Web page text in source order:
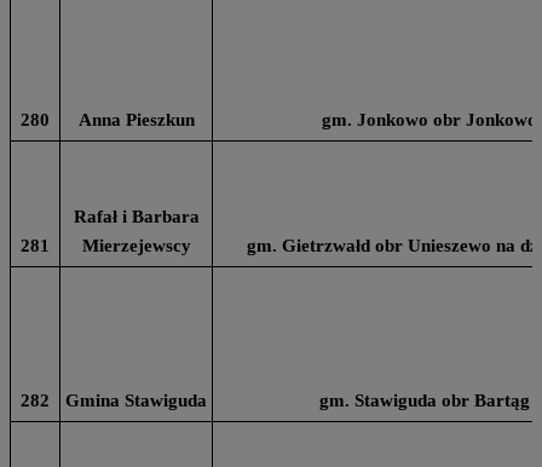
280 Anna Pieszkun gm. Jonkowo obr Jonkowo
281
Rafał i Barbara
Mierzejewscy
gm. Gietrzwałd obr Unieszewo na
282 Gmina Stawiguda gm. Stawiguda obr Bartąg